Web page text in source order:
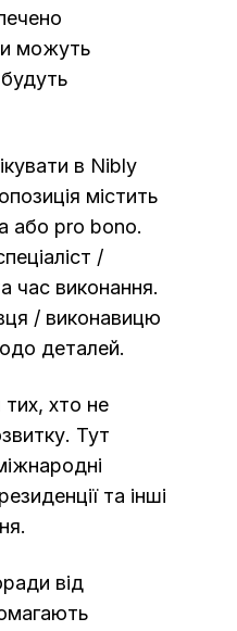
можуть
будуть
в Nibly
містить
або pro bono.
/
час виконання.
/ виконавицю
деталей.
хто не
Тут
та інші
від